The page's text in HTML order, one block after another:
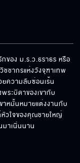
ของ ม.ร.ว.ธราธร หรือ
ชากรแห่งวังจุฑาเทพ
ความลับซ่อนเร้น
ะบิดาของเขากับ
หมั้นหมายแต่งงานกับ
วใจของคุณชายใหญ่
าเนิ่นนาน